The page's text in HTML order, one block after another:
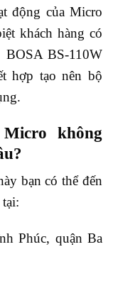
động của Micro
khách hàng có
BS-110W
hợp tạo nên bộ
Micro không
bạn có thể đến
Phúc, quận Ba